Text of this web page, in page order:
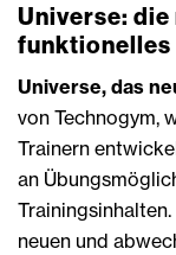
Universe:
Universe, das
von Technogym,
Trainern
an
neuen und